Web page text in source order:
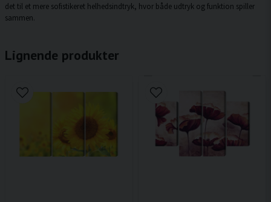
det til et mere sofistikeret helhedsindtryk, hvor både udtryk og funktion spiller
sammen.
Lignende produkter